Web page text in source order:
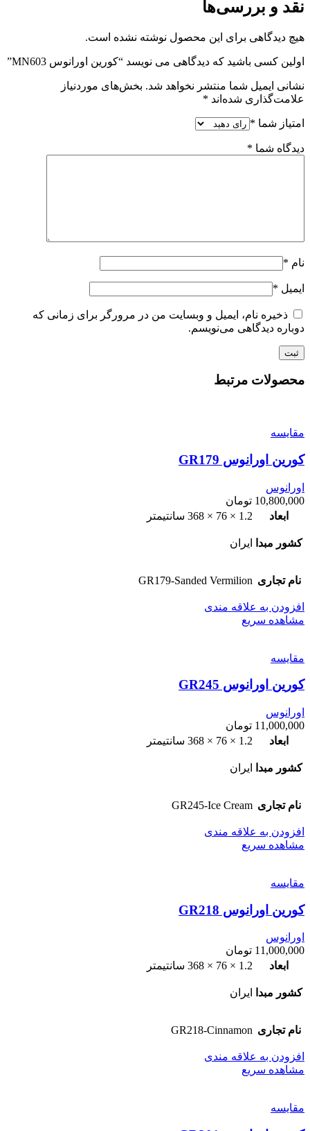
نقد و بررسی‌ها
هیچ دیدگاهی برای این محصول نوشته نشده است.
اولین کسی باشید که دیدگاهی می نویسد “کورین اورانوس MN603”
نشانی ایمیل شما منتشر نخواهد شد. بخش‌های موردنیاز
علامت‌گذاری شده‌اند *
امتیاز شما *
دیدگاه شما *
نام *
ایمیل *
ذخیره نام، ایمیل و وبسایت من در مرورگر برای زمانی که
دوباره دیدگاهی می‌نویسم.
محصولات مرتبط
مقایسه
کورین اورانوس GR179
اورانوس
10,800,000 تومان
ابعاد
1.2 × 76 × 368 سانتیمتر
کشور مبدا ایران
نام تجاری GR179-Sanded Vermilion
افزودن به علاقه مندی
مشاهده سریع
مقایسه
کورین اورانوس GR245
اورانوس
11,000,000 تومان
ابعاد
1.2 × 76 × 368 سانتیمتر
کشور مبدا ایران
نام تجاری GR245-Ice Cream
افزودن به علاقه مندی
مشاهده سریع
مقایسه
کورین اورانوس GR218
اورانوس
11,000,000 تومان
ابعاد
1.2 × 76 × 368 سانتیمتر
کشور مبدا ایران
نام تجاری GR218-Cinnamon
افزودن به علاقه مندی
مشاهده سریع
مقایسه